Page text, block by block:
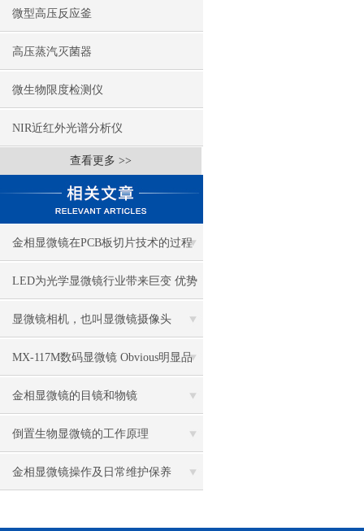
微型高压反应釜
高压蒸汽灭菌器
微生物限度检测仪
NIR近红外光谱分析仪
查看更多 >>
金相显微镜在PCB板切片技术的过程
控制中的作用
LED为光学显微镜行业带来巨变 优势
比传统卤素更明显
显微镜相机，也叫显微镜摄像头
MX-117M数码显微镜 Obvious明显品
牌值得推荐
金相显微镜的目镜和物镜
倒置生物显微镜的工作原理
金相显微镜操作及日常维护保养